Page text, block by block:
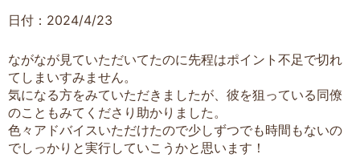
日付：2024/4/23
ながなが見ていただいてたのに先程はポイント不足で切れ
てしまいすみません。
気になる方をみていただきましたが、彼を狙っている同僚
のこともみてくださり助かりました。
色々アドバイスいただけたので少しずつでも時間もないの
でしっかりと実行していこうかと思います！